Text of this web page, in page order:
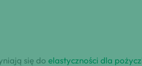
się do elastyczności dla